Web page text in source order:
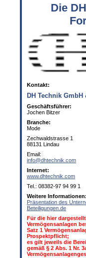
Die
Kontakt:
DH Technik GmbH
Geschäftsführer:
Jochen Bitzer
Branche:
Mode
Zechwaldstrasse 1
88131 Lindau
Email:
info@dhtechnik.com
Internet:
www.dhtechnik.com
Tel.: 08382-97 94 99 1
Weitere Informationen:
Präsentation des
Beteiligungen.de
Für die hier
Vermögensanlagen
Satz 1
Prospektpflicht;
es gilt jeweils die
gemäß § 2 Abs. 1 Nr.